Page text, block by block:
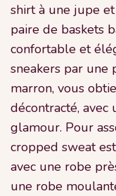
shirt à une jupe
paire de baskets
confortable et
sneakers par une
marron, vous
décontracté,
glamour. Pour
cropped sweat
avec une robe
une robe